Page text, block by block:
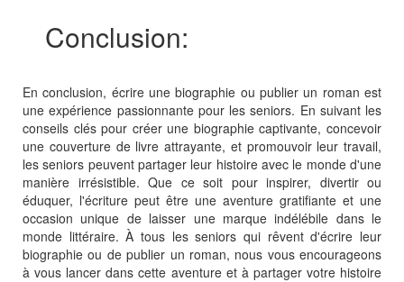
Conclusion:
En conclusion, écrire une biographie ou publier un roman est
une expérience passionnante pour les seniors. En suivant les
conseils clés pour créer une biographie captivante, concevoir
une couverture de livre attrayante, et promouvoir leur travail,
les seniors peuvent partager leur histoire avec le monde d'une
manière irrésistible. Que ce soit pour inspirer, divertir ou
éduquer, l'écriture peut être une aventure gratifiante et une
occasion unique de laisser une marque indélébile dans le
monde littéraire. À tous les seniors qui rêvent d'écrire leur
biographie ou de publier un roman, nous vous encourageons
à vous lancer dans cette aventure et à partager votre histoire